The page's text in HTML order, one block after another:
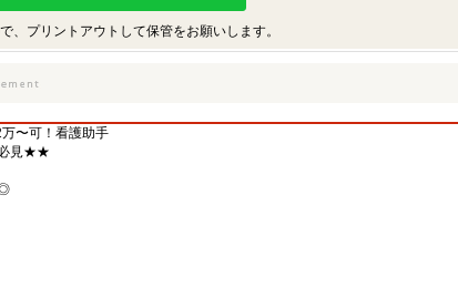
プリントアウトして保管をお願いします。
〜可！看護助手
必見★★
◎